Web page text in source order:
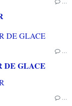
…
DE GLACE
…